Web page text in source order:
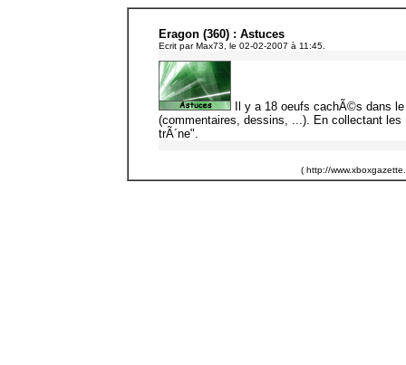
Eragon (360) : Astuces
Ecrit par Max73, le 02-02-2007 à 11:45.
Il y a 18 oeufs cachÃ©s dans
(commentaires, dessins, ...). En collectant
trÃ´ne".
( http://